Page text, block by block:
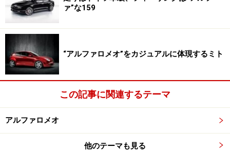
ァ”な159
“アルファロメオ”をカジュアルに体現するミト
この記事に関連するテーマ
アルファロメオ
他のテーマも見る